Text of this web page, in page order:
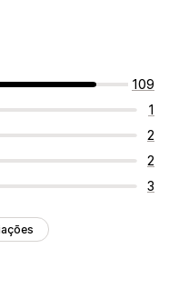
109
1
2
2
3